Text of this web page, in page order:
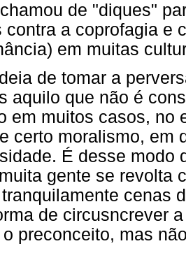
de "diques"
contra a coprofagia e
em muitas
de tomar a
aquilo que não é
em muitos casos, no
certo moralismo, em
É desse modo
gente se revolta
cenas
de circusncrever
preconceito, mas